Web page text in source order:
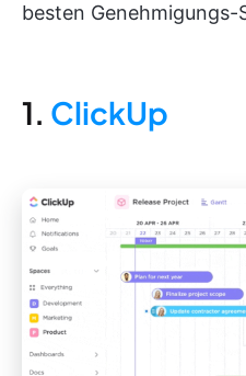
besten Genehmigungs-
1. ClickUp